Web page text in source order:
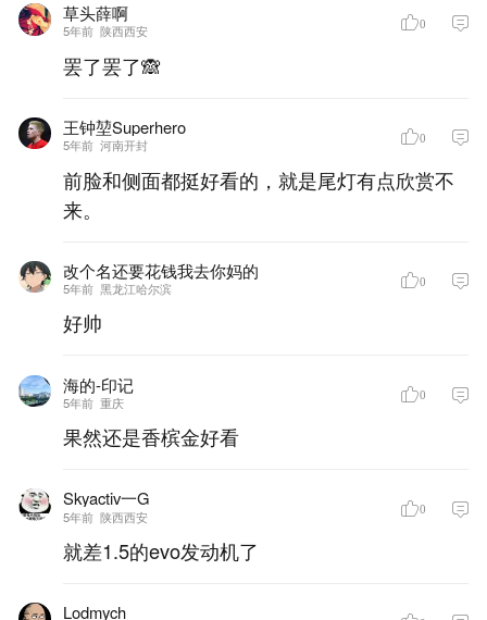
草头薛啊
5年前 陕西西安 0
罢了罢了🙈
王钟堃Superhero
5年前 河南开封 0
前脸和侧面都挺好看的，就是尾灯有点欣赏不
来。
改个名还要花钱我去你妈的
5年前 黑龙江哈尔滨 0
好帅
海的-印记
5年前 重庆 0
果然还是香槟金好看
Skyactiv一G
5年前 陕西西安 0
就差1.5的evo发动机了
Lodmych